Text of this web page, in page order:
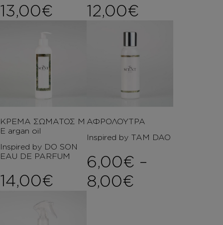
13,00€ 12,00€
ΚΡΕΜΑ ΣΩΜΑΤΟΣ Μ
Ε argan oil
Inspired by DO SON
EAU DE PARFUM
14,00€
ΑΦΡΟΛΟΥΤΡΑ
Inspired by TAM DAO
6,00€ –
8,00€